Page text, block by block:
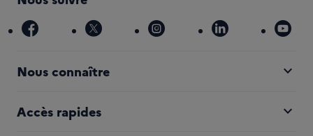
facebook x instagram linkedin
Nous connaître expand_more
Accès rapides expand_more